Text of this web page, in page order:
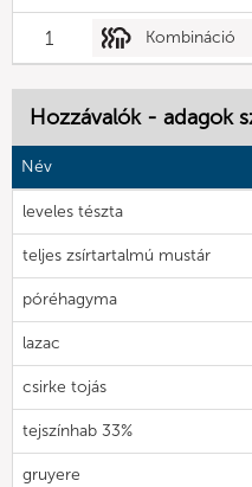
1 Kombináció
Hozzávalók - adagok
Név
leveles tészta
teljes zsírtartalmú mustár
póréhagyma
lazac
csirke tojás
tejszínhab 33%
gruyere